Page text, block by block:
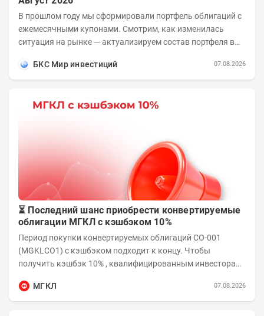
В прошлом году мы сформировали портфель облигаций с
ежемесячными купонами. Смотрим, как изменилась
ситуация на рынке — актуализируем состав портфеля в
БКС Мир инвестиций
07.08.2026
⏳ Последний шанс приобрести конвертируемые
облигации МГКЛ с кэшбэком 10%
Период покупки конвертируемых облигаций СО-001
(MGKLCO1) с кэшбэком подходит к концу. Чтобы
получить кэшбэк 10% , квалифицированным инвесторам
МГКЛ
07.08.2026